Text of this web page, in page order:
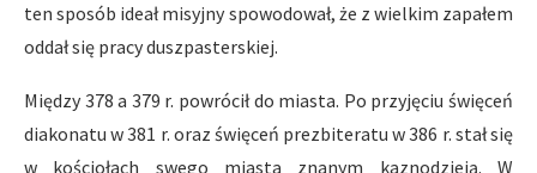
ten sposób ideał misyjny spowodował, że z wielkim zapałem
oddał się pracy duszpasterskiej.
Między 378 a 379 r. powrócił do miasta. Po przyjęciu święceń
diakonatu w 381 r. oraz święceń prezbiteratu w 386 r. stał się
w kościołach swego miasta znanym kaznodzieją. W